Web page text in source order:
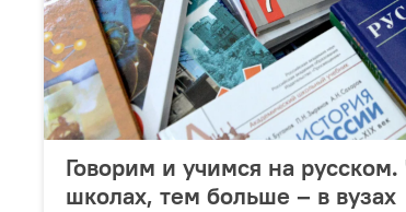
Говорим и учимся на
школах, тем больше – в вузах